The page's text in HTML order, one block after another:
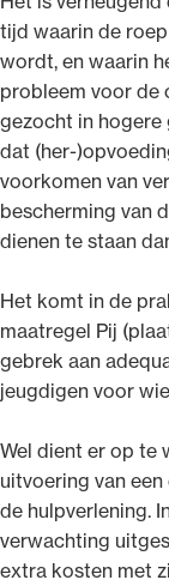
tijd waarin de
wordt, en waarin
probleem voor
gezocht in hogere
dat (her-
voorkomen van
bescherming van
dienen te staan
Het komt in de
maatregel Pij
gebrek aan
jeugdigen voor
Wel dient er op te
uitvoering van
de hulpverlening.
verwachting
extra kosten met